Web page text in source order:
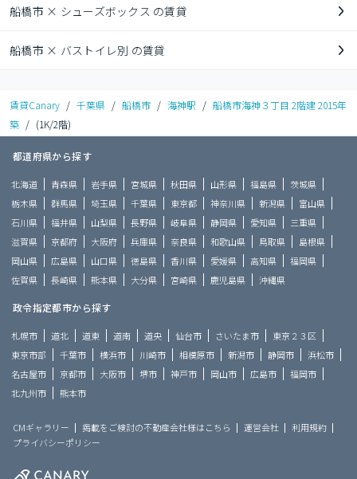
船橋市 × シューズボックス の賃貸
船橋市 × バストイレ別 の賃貸
賃貸Canary / 千葉県 / 船橋市 / 海神駅 / 船橋市海神３丁目 2階建 2015年
築 / (1K/2階)
都道府県から探す
北海道 青森県 岩手県 宮城県 秋田県 山形県 福島県
茨城県
栃木県
群馬県 埼玉県 千葉県 東京都 神奈川県 新潟県
富山県
石川県
福井県 山梨県 長野県 岐阜県 静岡県 愛知県
三重県
滋賀県
京都府 大阪府 兵庫県 奈良県 和歌山県 鳥取県
島根県
岡山県
広島県 山口県 徳島県 香川県 愛媛県 高知県
福岡県
佐賀県
長崎県 熊本県 大分県 宮崎県 鹿児島県 沖縄県
政令指定都市から探す
札幌市 道北 道東 道南 道央 仙台市 さいたま市
東京２３区
東京市部
千葉市 横浜市 川崎市 相模原市 新潟市 静岡市
浜松市
名古屋市
京都市 大阪市 堺市 神戸市 岡山市 広島市
福岡市
北九州市
熊本市
CMギャラリー 掲載をご検討の不動産会社様はこちら 運営会社
利用規約
プライバシーポリシー